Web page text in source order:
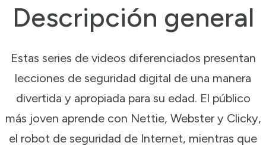
Descripción general
Estas series de videos diferenciados presentan
lecciones de seguridad digital de una manera
divertida y apropiada para su edad. El público
más joven aprende con Nettie, Webster y Clicky,
el robot de seguridad de Internet, mientras que